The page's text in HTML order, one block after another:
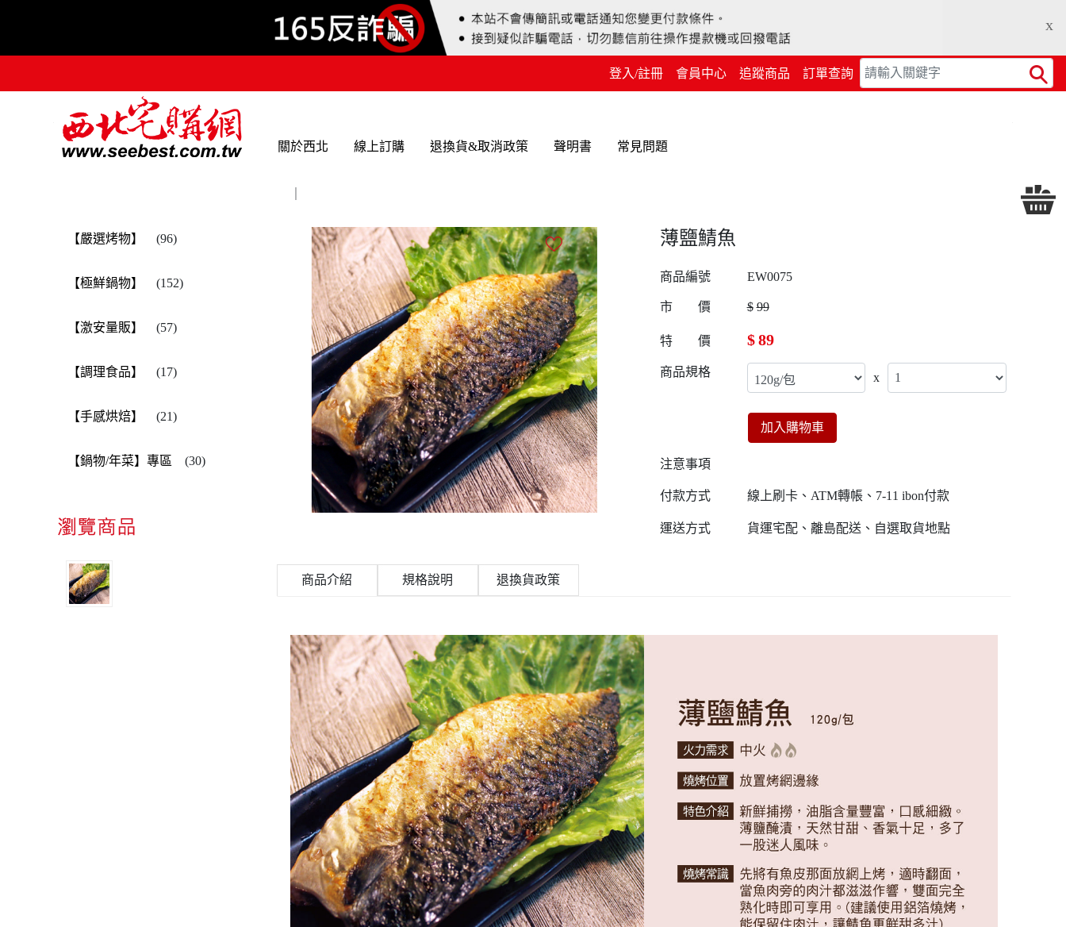
x
登入/註冊 會員中心 追蹤商品 訂單查詢
Search
關於西北 線上訂購 退換貨&取消政策 聲明書 常見問題
【嚴選烤物】 (96)
【極鮮鍋物】 (152)
【激安量販】 (57)
【調理食品】 (17)
【手感烘焙】 (21)
【鍋物/年菜】專區 (30)
薄鹽鯖魚
薄鹽鯖魚
商品編號 EW0075
市 價 $ 99
特 價 $ 89
商品規格 x
加入購物車
注意事項
付款方式 線上刷卡、ATM轉帳、7-11 ibon付款
運送方式 貨運宅配、離島配送、自選取貨地點
商品介紹 規格說明 退換貨政策